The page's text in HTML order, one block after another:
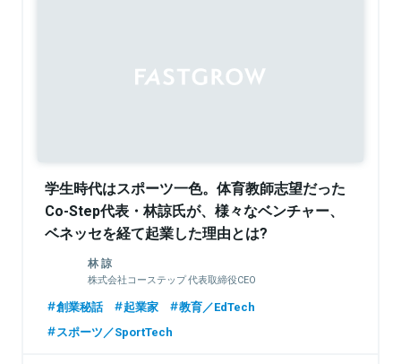
学生時代はスポーツ一色。体育教師志望だった
Co-Step代表・林諒氏が、様々なベンチャー、
ベネッセを経て起業した理由とは?
林 諒
株式会社コーステップ 代表取締役CEO
創業秘話 起業家
教育／EdTech
スポーツ／SportTech